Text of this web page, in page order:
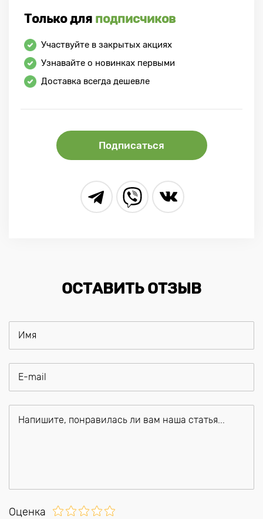
Только для подписчиков
Участвуйте в закрытых акциях
Узнавайте о новинках первыми
Доставка всегда дешевле
Подписаться
ОСТАВИТЬ ОТЗЫВ
Оценка